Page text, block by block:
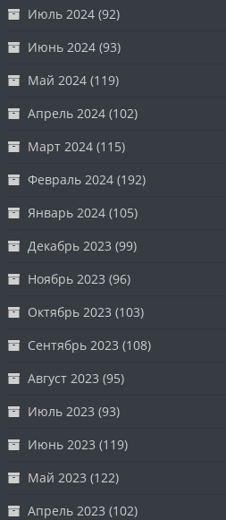
Июль 2024 (92)
Июнь 2024 (93)
Май 2024 (119)
Апрель 2024 (102)
Март 2024 (115)
Февраль 2024 (192)
Январь 2024 (105)
Декабрь 2023 (99)
Ноябрь 2023 (96)
Октябрь 2023 (103)
Сентябрь 2023 (108)
Август 2023 (95)
Июль 2023 (93)
Июнь 2023 (119)
Май 2023 (122)
Апрель 2023 (102)